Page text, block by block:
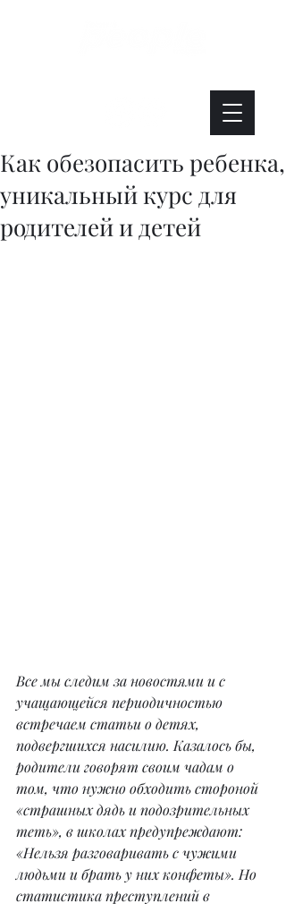
Как обезопасить ребенка,
уникальный курс для
родителей и детей
Все мы следим за новостями и с
учащающейся периодичностью
встречаем статьи о детях,
подвергшихся насилию. Казалось бы,
родители говорят своим чадам о
том, что нужно обходить стороной
«страшных дядь и подозрительных
теть», в школах предупреждают:
«Нельзя разговаривать с чужими
людьми и брать у них конфеты». Но
статистика преступлений в